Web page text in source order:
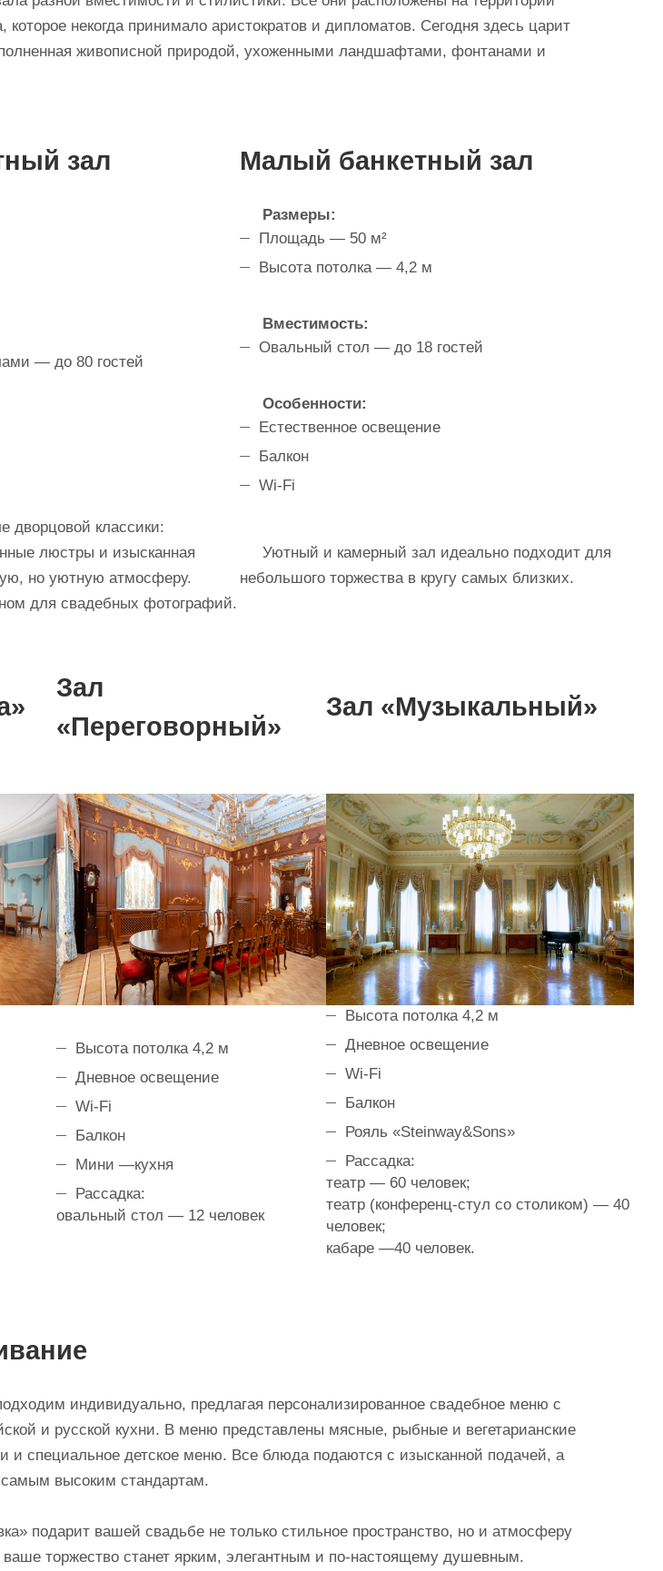
которое некогда принимало аристократов и дипломатов. Сегодня здесь царит
живописной природой, ухоженными ландшафтами, фонтанами и
зал Малый банкетный зал
Размеры:
Площадь — 50 м²
Высота потолка — 4,2 м
— до 80 гостей
Вместимость:
Овальный стол — до 18 гостей
Особенности:
Естественное освещение
Балкон
Wi-Fi
классики:
люстры и изысканная
но уютную атмосферу.
для свадебных фотографий.
Уютный и камерный зал идеально подходит для
небольшого торжества в кругу самых близких.
Зал
«Переговорный»
Зал «Музыкальный»
Высота потолка 4,2 м
Дневное освещение
Wi-Fi
Балкон
Мини —кухня
Рассадка:
овальный стол — 12 человек
Высота потолка 4,2 м
Дневное освещение
Wi-Fi
Балкон
Рояль «Steinway&Sons»
Рассадка:
театр — 60 человек;
театр (конференц-стул со столиком) — 40
человек;
кабаре —40 человек.
индивидуально, предлагая персонализированное свадебное меню с
и русской кухни. В меню представлены мясные, рыбные и вегетарианские
и специальное детское меню. Все блюда подаются с изысканной подачей, а
самым высоким стандартам.
подарит вашей свадьбе не только стильное пространство, но и атмосферу
ваше торжество станет ярким, элегантным и по-настоящему душевным.